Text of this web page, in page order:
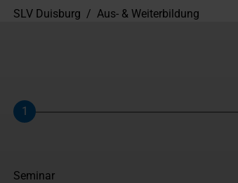
SLV Duisburg / Aus- & Weiterbildung
Schritt
1
Seminar